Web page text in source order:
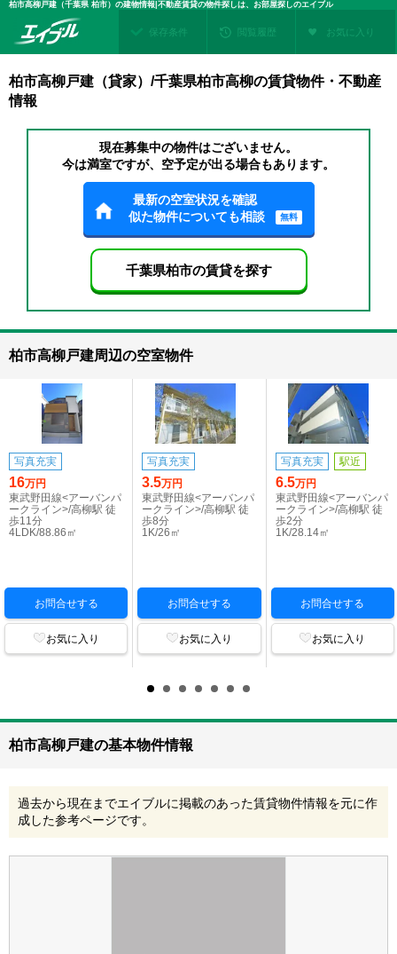
柏市高柳戸建（千葉県 柏市）の建物情報|不動産賃貸の物件探しは、お部屋探しのエイブル
保存条件 閲覧履歴 お気に入り
柏市高柳戸建（貸家）/千葉県柏市高柳の賃貸物件・不動産
情報
現在募集中の物件はございません。
今は満室ですが、空予定が出る場合もあります。
最新の空室状況を確認
似た物件についても相談
無料
千葉県柏市の賃貸を探す
柏市高柳戸建周辺の空室物件
写真充実
16万円
東武野田線<アーバンパ
ークライン>/高柳駅 徒
歩11分
4LDK/88.86㎡
お問合せする
お気に入り
写真充実
3.5万円
東武野田線<アーバンパ
ークライン>/高柳駅 徒
歩8分
1K/26㎡
お問合せする
お気に入り
写真充実 駅近
6.5万円
東武野田線<アーバンパ
ークライン>/高柳駅 徒
歩2分
1K/28.14㎡
お問合せする
お気に入り
柏市高柳戸建の基本物件情報
過去から現在までエイブルに掲載のあった賃貸物件情報を元に作
成した参考ページです。